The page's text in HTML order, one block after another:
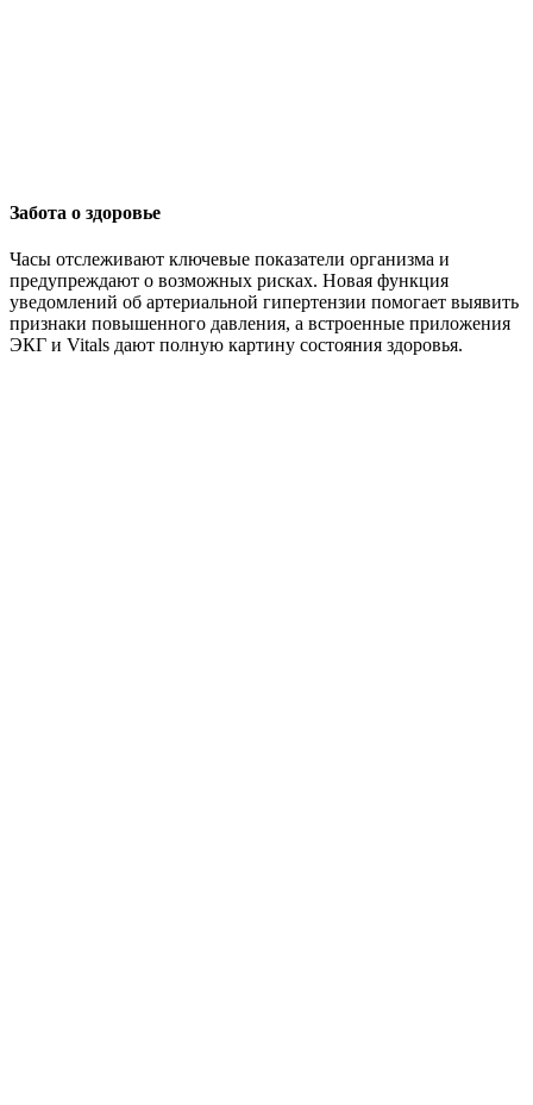
Забота о здоровье
Часы отслеживают ключевые показатели организма и
предупреждают о возможных рисках. Новая функция
уведомлений об артериальной гипертензии помогает выявить
признаки повышенного давления, а встроенные приложения
ЭКГ и Vitals дают полную картину состояния здоровья.